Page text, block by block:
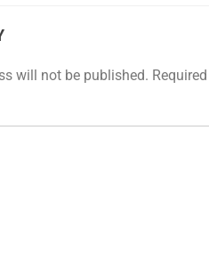
will not be published.